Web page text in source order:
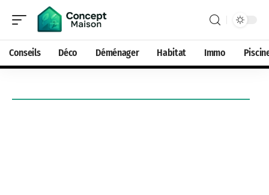
Conseils Déco Déménager Habitat Immo